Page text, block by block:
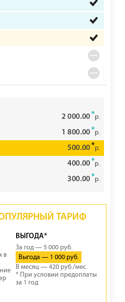
2 000.00*р.
1 800.00*р.
500.00*р.
400.00*р.
300.00*р.
ТАРИФ
в
ВЫГОДА*
За год — 5 000 руб.
Выгода — 1 000 руб.
В месяц — 420 руб./мес.
* При условии предоплаты
за 1 год